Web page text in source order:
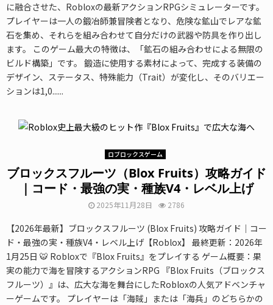
に融合させた、Robloxの最新アクションRPGシミュレーターです。
プレイヤーは一人の鍛冶師兼冒険者となり、危険な鉱山でレアな鉱
石を集め、それらを組み合わせて自分だけの武器や防具を作り出し
ます。 このゲーム最大の特徴は、「鉱石の組み合わせによる無限の
ビルド構築」です。 鍛造に使用する素材によって、完成する装備の
デザイン、ステータス、特殊能力（Trait）が変化し、そのバリエー
ションは1,0......
ロブロックスゲーム
ブロックスフルーツ（Blox Fruits）攻略ガイド
｜コード・最強の実・種族V4・レベル上げ
2025年11月28日 2786
【2026年最新】ブロックスフルーツ (Blox Fruits) 攻略ガイド｜コー
ド・最強の実・種族V4・レベル上げ【Roblox】 最終更新：2026年
1月25日 🐯 Robloxで『Blox Fruits』をプレイする ゲーム概要：果
実の能力で海を冒険するアクションRPG 『Blox Fruits（ブロックス
フルーツ）』は、広大な海を舞台にしたRobloxの人気アドベンチャ
ーゲームです。 プレイヤーは「海賊」または「海兵」のどちらかの